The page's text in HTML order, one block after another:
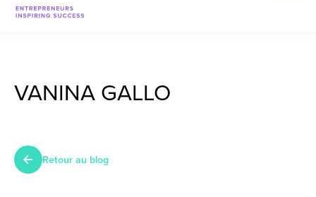
VANINA GALLO
Retour au blog